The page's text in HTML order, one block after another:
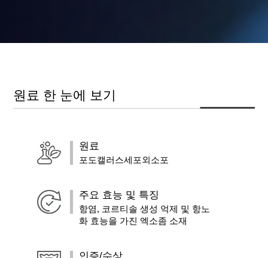
원료 한 눈에 보기
원료
포도캘러스세포외소포
주요 효능 및 특징
항염, 코르티솔 생성 억제 및 항노
화 효능을 가진 엑소좀 소재